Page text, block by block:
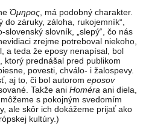
Όμηρος , má podobný charakter.
záruky, záloha, rukojemník“,
slovník, „slepý“, čo nás
zrejme potreboval niekoho,
a teda že eposy nenapísal, bol
ktorý prednášal pred publikom
povesti, chválo- i žalospevy.
aj to, či bol autorom eposov
Takže ani Homéra ani diela,
s pokojným svedomím
ale skôr ich dokážeme prijať ako
kultúry.)